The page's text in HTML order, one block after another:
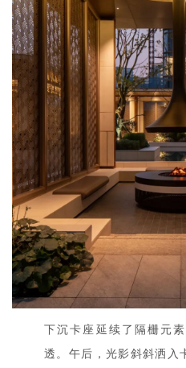
下沉卡座延续了隔栅元
透。午后，光影斜斜洒入